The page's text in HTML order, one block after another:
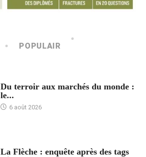
POPULAIR
Du terroir aux marchés du monde :
le...
6 août 2026
La Flèche : enquête après des tags